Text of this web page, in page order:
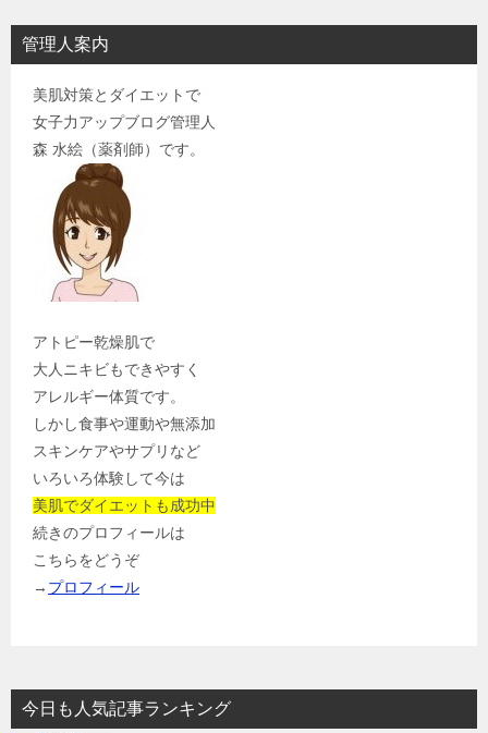
管理人案内
美肌対策とダイエットで
女子力アップブログ管理人
森 水絵（薬剤師）です。
アトピー乾燥肌で
大人ニキビもできやすく
アレルギー体質です。
しかし食事や運動や無添加
スキンケアやサプリなど
いろいろ体験して今は
美肌でダイエットも成功中
続きのプロフィールは
こちらをどうぞ
→ プロフィール
今日も人気記事ランキング